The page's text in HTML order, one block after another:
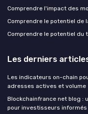
Comprendre l'impact des
Comprendre le potentiel de
Comprendre le potentiel du
Les derniers
Les indicateurs on-chain
adresses actives et volume
Blockchainfrance net blog :
pour investisseurs informés